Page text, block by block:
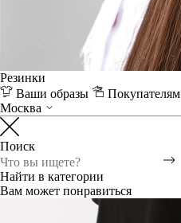
Резинки
Ваши образы
Покупателям
Москва
Поиск
Найти в категории
Вам может понравиться